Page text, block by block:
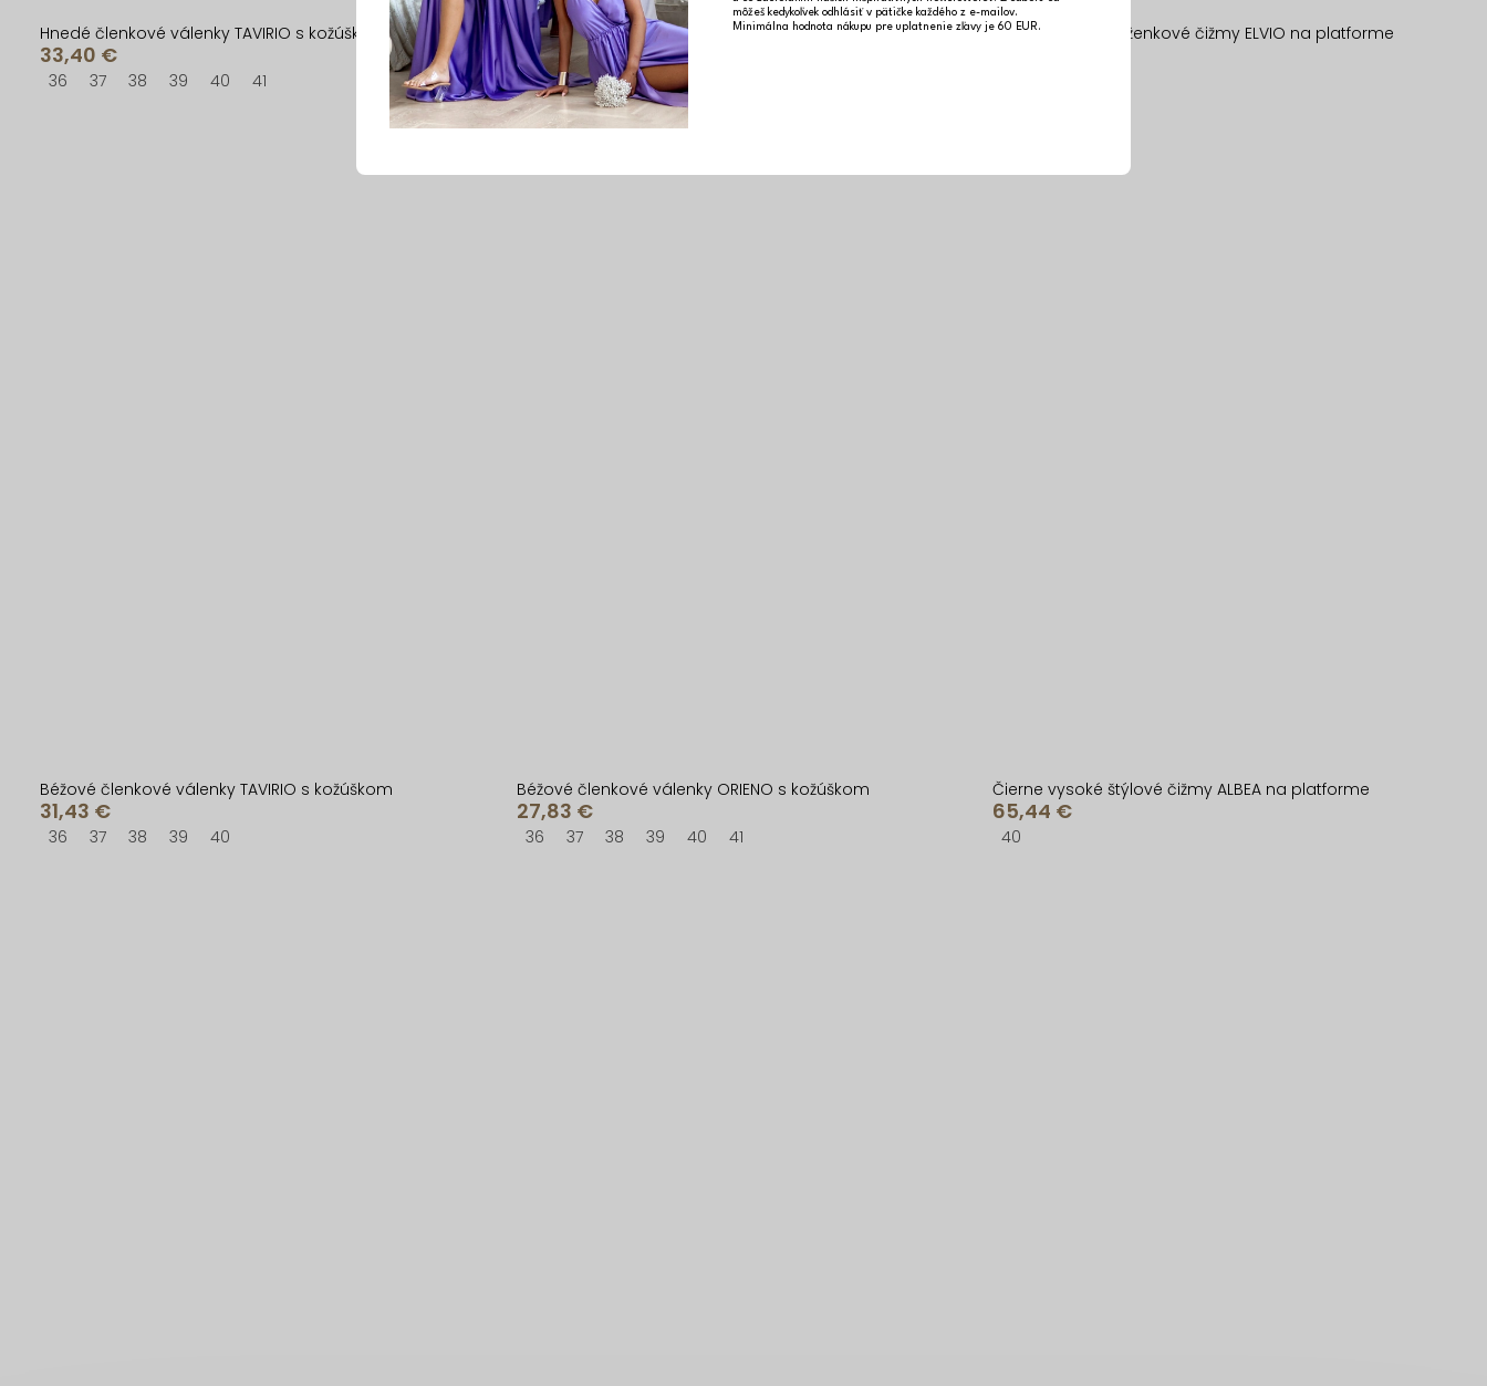
Hnedé členkové válenky TAVIRIO s kožúškom
33,40 €
36 37 38 39 40 41
Čierne vysoké koženkové čižmy MAVINE nad kolená
33,06 €
36 38 39 41
Čierne štýlové koženkové čižmy ELVIO na platforme
Béžové členkové válenky TAVIRIO s kožúškom
31,43 €
36 37 38 39 40
Béžové členkové válenky ORIENO s kožúškom
27,83 €
36 37 38 39 40 41
Čierne vysoké štýlové čižmy ALBEA na platforme
65,44 €
40
môžeš kedykoľvek odhlásiť v pätičke každého z e-mailov.
Minimálna hodnota nákupu pre uplatnenie zľavy je 60 EUR.